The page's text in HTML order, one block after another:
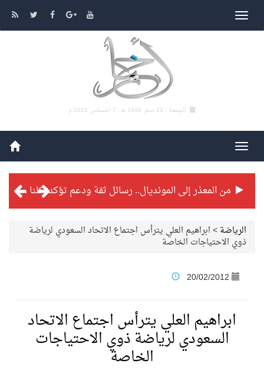
الجمعة , 23 صفر 1448 هـ , 7 أغسطس 2026 م
من المعذر إلى المونديال.. رسائل ثقة ودعم تؤكد: كلنا مع الأخضر
الرياضة>ابراهيم العلي يترأس اجتماع الاتحاد السعودي لرياضة
ذوي الاحتياجات الخاصة
20/02/2012
ابراهيم العلي يترأس اجتماع الاتحاد
السعودي لرياضة ذوي الاحتياجات
الخاصة